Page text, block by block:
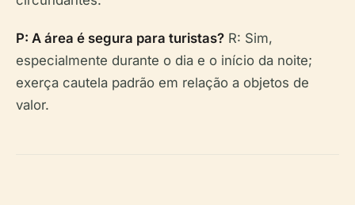
P: A área é segura para turistas? R: Sim,
especialmente durante o dia e o início da noite;
exerça cautela padrão em relação a objetos de
valor.